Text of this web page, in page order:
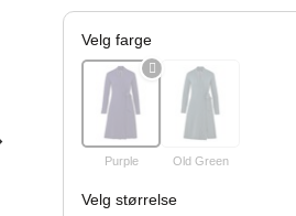
Velg farge
Purple Old Green
Velg størrelse